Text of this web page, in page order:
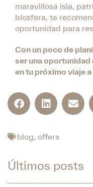
maravillosa isla,
biosfera, te
oportunidad para
Con un poco de
ser una oportunidad
en tu próximo viaje
blog, offers
Últimos posts